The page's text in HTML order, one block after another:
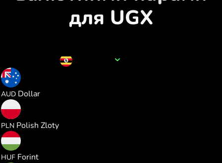
для UGX
AUD Dollar
PLN Polish Zloty
HUF Forint